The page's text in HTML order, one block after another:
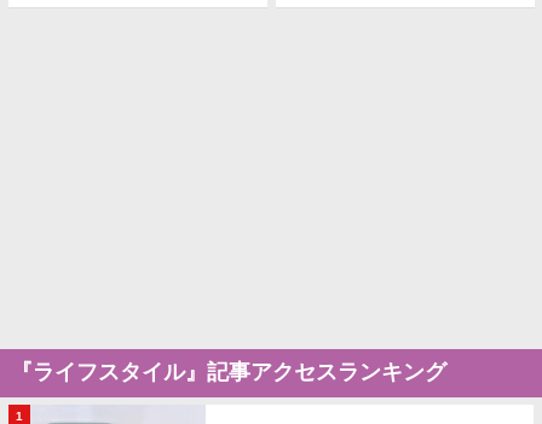
アとは
『ライフスタイル』記事アクセスランキング
1